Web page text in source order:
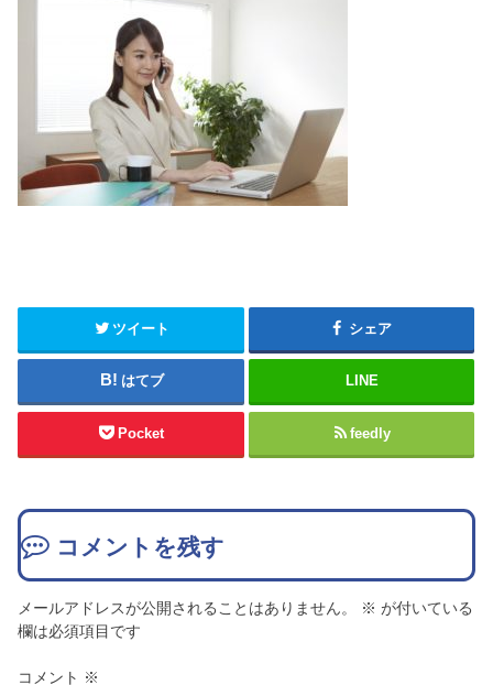
ツイート シェア
はてブ LINE
Pocket feedly
コメントを残す
メールアドレスが公開されることはありません。 ※ が付いている
欄は必須項目です
コメント ※